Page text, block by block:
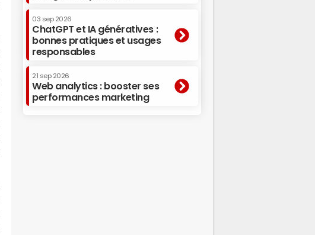
03 sep 2026
ChatGPT et IA génératives :
bonnes pratiques et usages
responsables
21 sep 2026
Web analytics : booster ses
performances marketing